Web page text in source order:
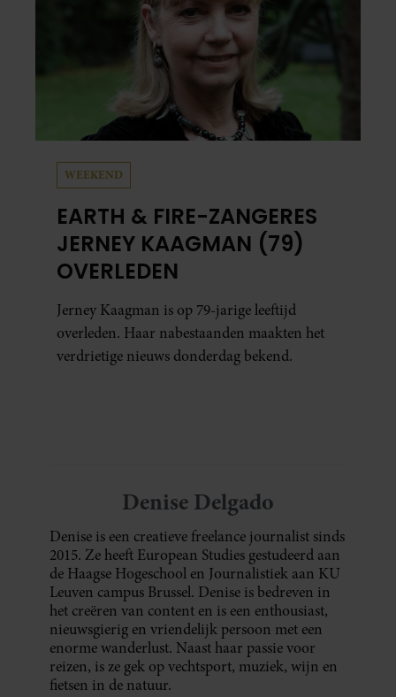
WEEKEND
EARTH & FIRE-ZANGERES
JERNEY KAAGMAN (79)
OVERLEDEN
Jerney Kaagman is op 79-jarige leeftijd
overleden. Haar nabestaanden maakten het
verdrietige nieuws donderdag bekend.
Denise Delgado
Denise is een creatieve freelance journalist sinds
2015. Ze heeft European Studies gestudeerd aan
de Haagse Hogeschool en Journalistiek aan KU
Leuven campus Brussel. Denise is bedreven in
het creëren van content en is een enthousiast,
nieuwsgierig en vriendelijk persoon met een
enorme wanderlust. Naast haar passie voor
reizen, is ze gek op vechtsport, muziek, wijn en
fietsen in de natuur.